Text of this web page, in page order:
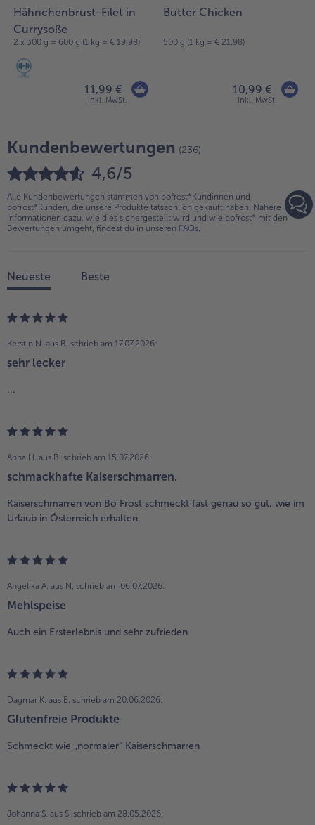
Hähnchenbrust-Filet in
Currysoße
2 x 300 g = 600 g (1 kg = € 19,98)
11,99 €
inkl. MwSt.
Butter Chicken
500 g (1 kg = € 21,98)
10,99 €
inkl. MwSt.
Kundenbewertungen (236)
4,6/5
Alle Kundenbewertungen stammen von bofrost*Kundinnen und
bofrost*Kunden, die unsere Produkte tatsächlich gekauft haben. Nähere
Informationen dazu, wie dies sichergestellt wird und wie bofrost* mit den
Bewertungen umgeht, findest du in unseren FAQs.
Neueste Beste
Kerstin N. aus B. schrieb am 17.07.2026:
sehr lecker
...
Anna H. aus B. schrieb am 15.07.2026:
schmackhafte Kaiserschmarren.
Kaiserschmarren von Bo Frost schmeckt fast genau so gut, wie im
Urlaub in Österreich erhalten.
Angelika A. aus N. schrieb am 06.07.2026:
Mehlspeise
Auch ein Ersterlebnis und sehr zufrieden
Dagmar K. aus E. schrieb am 20.06.2026:
Glutenfreie Produkte
Schmeckt wie „normaler“ Kaiserschmarren
Johanna S. aus S. schrieb am 28.05.2026: